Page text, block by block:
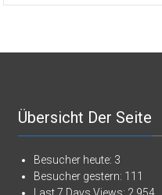
Übersicht Der Seite
Besucher heute: 3
Besucher gestern: 111